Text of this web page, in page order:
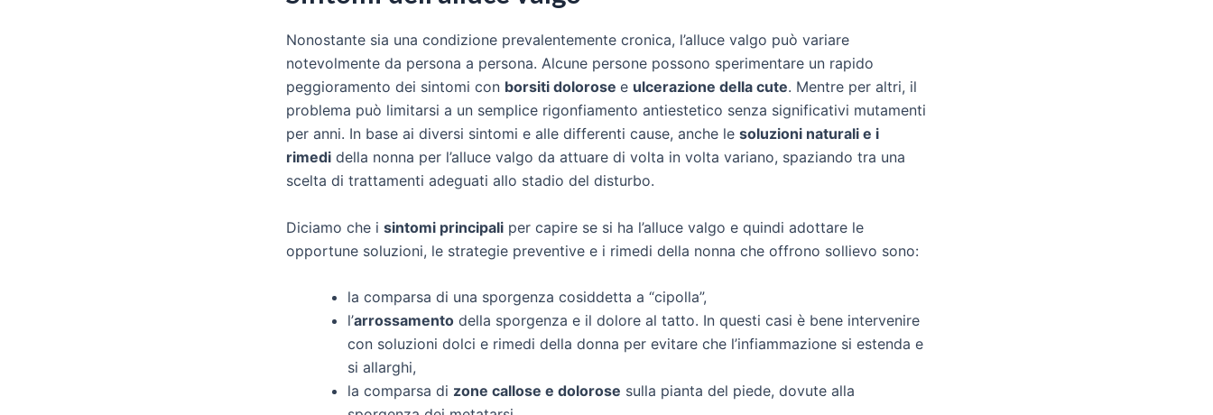
Nonostante sia una condizione prevalentemente cronica, l’alluce valgo può variare
notevolmente da persona a persona. Alcune persone possono sperimentare un rapido
peggioramento dei sintomi con borsiti dolorose e ulcerazione della cute. Mentre per altri, il
problema può limitarsi a un semplice rigonfiamento antiestetico senza significativi mutamenti
per anni. In base ai diversi sintomi e alle differenti cause, anche le soluzioni naturali e i
rimedi della nonna per l’alluce valgo da attuare di volta in volta variano, spaziando tra una
scelta di trattamenti adeguati allo stadio del disturbo.
Diciamo che i sintomi principali per capire se si ha l’alluce valgo e quindi adottare le
opportune soluzioni, le strategie preventive e i rimedi della nonna che offrono sollievo sono:
la comparsa di una sporgenza cosiddetta a “cipolla”,
l’arrossamento della sporgenza e il dolore al tatto. In questi casi è bene intervenire
con soluzioni dolci e rimedi della donna per evitare che l’infiammazione si estenda e
si allarghi,
la comparsa di zone callose e dolorose sulla pianta del piede, dovute alla